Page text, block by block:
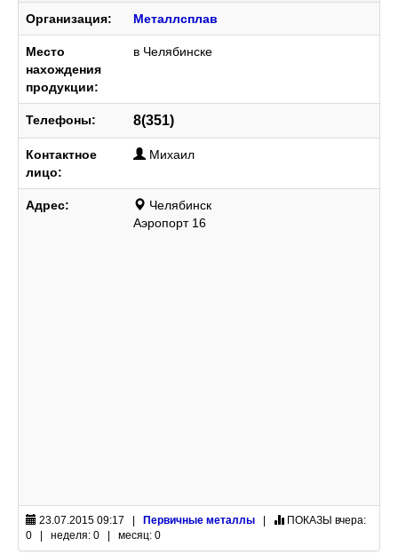
Организация: Металлсплав
Место
нахождения
продукции:
в Челябинске
Телефоны: 8(351)
Контактное
лицо:
Михаил
Адрес:
Челябинск
Аэропорт 16
23.07.2015 09:17 | Первичные металлы ПОКАЗЫ вчера:
0 | неделя: 0 | месяц: 0